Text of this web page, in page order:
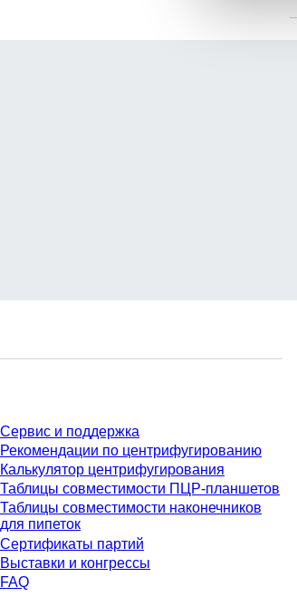
Сервис и поддержка
Рекомендации по центрифугированию
Калькулятор центрифугирования
Таблицы совместимости ПЦР-планшетов
Таблицы совместимости наконечников
для пипеток
Сертификаты партий
Выставки и конгрессы
FAQ